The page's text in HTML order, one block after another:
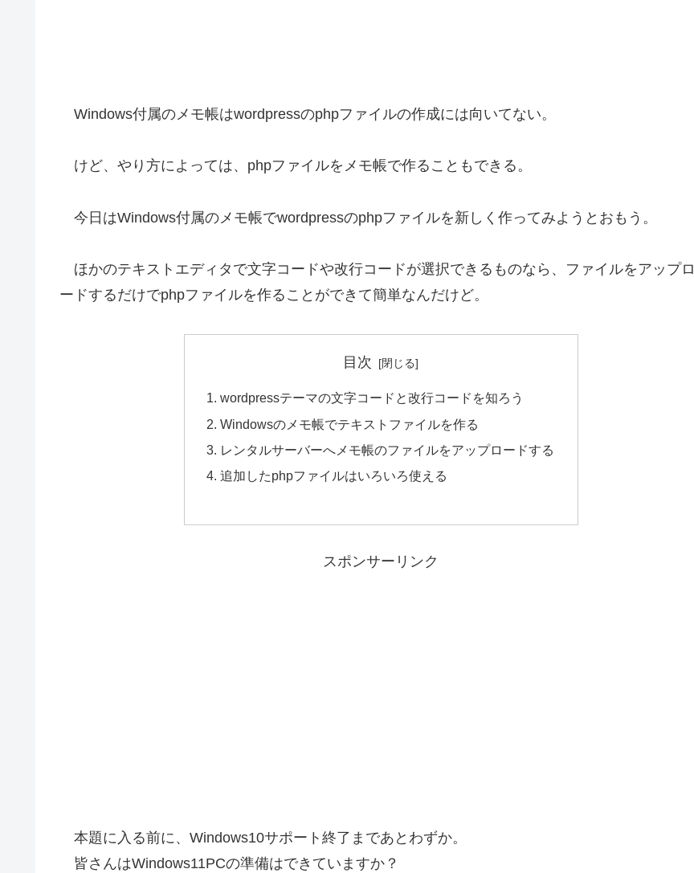
Windows付属のメモ帳はwordpressのphpファイルの作成には向いてない。
けど、やり方によっては、phpファイルをメモ帳で作ることもできる。
今日はWindows付属のメモ帳でwordpressのphpファイルを新しく作ってみようとおもう。
ほかのテキストエディタで文字コードや改行コードが選択できるものなら、ファイルをアップロ
ードするだけでphpファイルを作ることができて簡単なんだけど。
目次
wordpressテーマの文字コードと改行コードを知ろう
Windowsのメモ帳でテキストファイルを作る
レンタルサーバーへメモ帳のファイルをアップロードする
追加したphpファイルはいろいろ使える
スポンサーリンク
本題に入る前に、Windows10サポート終了まであとわずか。
皆さんはWindows11PCの準備はできていますか？